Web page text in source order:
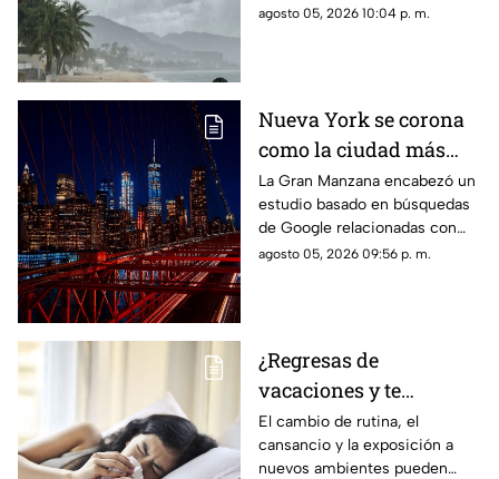
los cambios en el clima
agosto 05, 2026 10:04 p. m.
Nueva York se corona
como la ciudad más
romántica de Estados
Unidos
La Gran Manzana encabezó un
estudio basado en búsquedas
de Google relacionadas con
citas, restaurantes, propuestas
agosto 05, 2026 09:56 p. m.
¿Regresas de
vacaciones y te
enfermas? Estas son
las razones
El cambio de rutina, el
cansancio y la exposición a
nuevos ambientes pueden